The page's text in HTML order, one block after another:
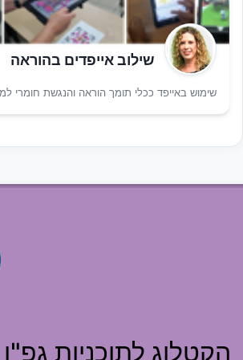
שילוב אייפדים בהוראה
שימוש באייפד ככלי תומך הוראה והנגשת חומרי
הקטלוג לתוכניות